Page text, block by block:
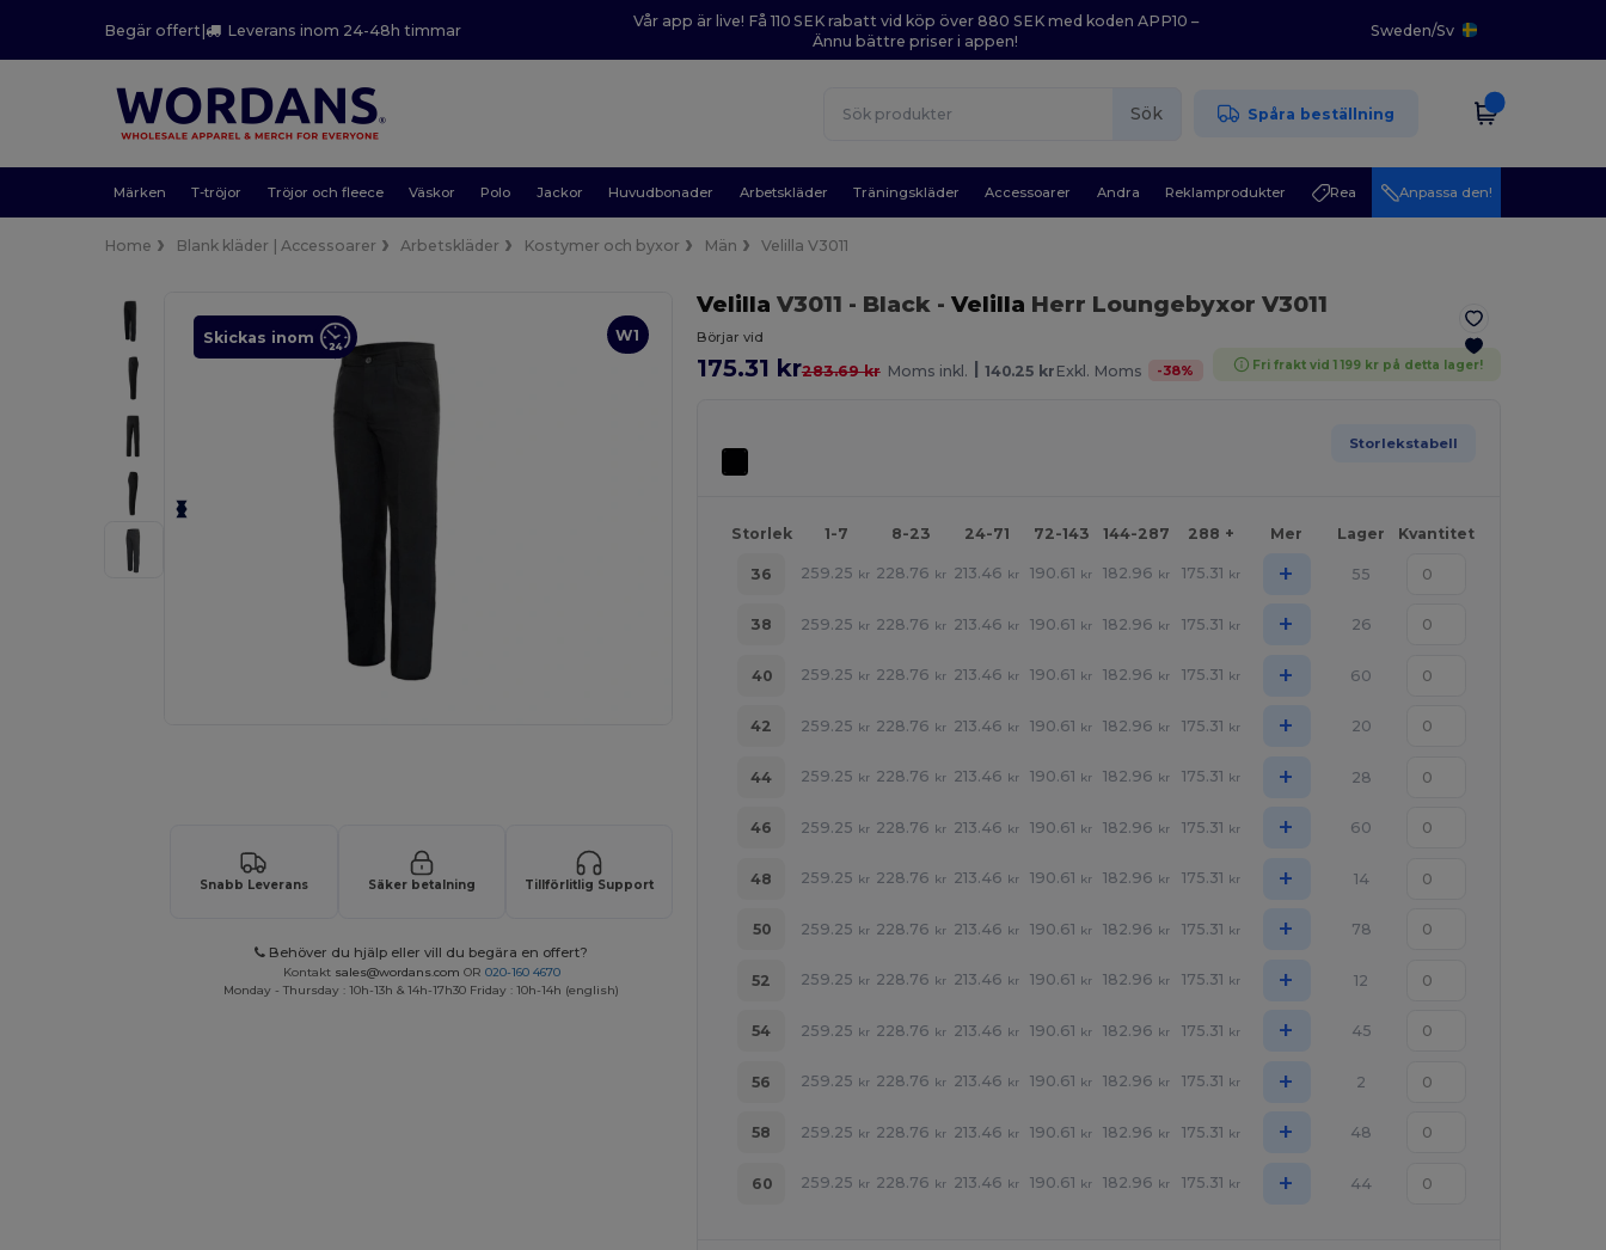
Begär offert| Leverans inom 24-48h timmar
Vår app är live! Få 110 SEK rabatt vid köp över 880 SEK med koden APP10 –
Ännu bättre priser i appen!
Sweden/Sv
Sök Spåra beställning
Märken T-tröjor Tröjor och fleece Väskor Polo Jackor Huvudbonader Arbetskläder Träningskläder Accessoarer Andra Reklamprodukter Rea Anpassa den!
Home Blank kläder | Accessoarer Arbetskläder Kostymer och byxor Män Velilla V3011
W1
Skickas inom
Snabb Leverans Säker betalning Tillförlitlig Support
Behöver du hjälp eller vill du begära en offert?
Kontakt sales@wordans.com OR 020-160 4670
Monday - Thursday : 10h-13h & 14h-17h30 Friday : 10h-14h (english)
Velilla V3011 - Black- Velilla Herr Loungebyxor V3011
Börjar vid
175.31 kr283.69 kr Moms inkl. | 140.25 kr Exkl. Moms -38% Fri frakt vid 1 199 kr på detta lager!
Storlekstabell
Storlek 1-7 8-23 24-71 72-143 144-287 288 + Mer Lager Kvantitet
36 259.25 kr 228.76 kr 213.46 kr 190.61 kr 182.96 kr 175.31 kr + 55
38 259.25 kr 228.76 kr 213.46 kr 190.61 kr 182.96 kr 175.31 kr + 26
40 259.25 kr 228.76 kr 213.46 kr 190.61 kr 182.96 kr 175.31 kr + 60
42 259.25 kr 228.76 kr 213.46 kr 190.61 kr 182.96 kr 175.31 kr + 20
44 259.25 kr 228.76 kr 213.46 kr 190.61 kr 182.96 kr 175.31 kr + 28
46 259.25 kr 228.76 kr 213.46 kr 190.61 kr 182.96 kr 175.31 kr + 60
48 259.25 kr 228.76 kr 213.46 kr 190.61 kr 182.96 kr 175.31 kr + 14
50 259.25 kr 228.76 kr 213.46 kr 190.61 kr 182.96 kr 175.31 kr + 78
52 259.25 kr 228.76 kr 213.46 kr 190.61 kr 182.96 kr 175.31 kr + 12
54 259.25 kr 228.76 kr 213.46 kr 190.61 kr 182.96 kr 175.31 kr + 45
56 259.25 kr 228.76 kr 213.46 kr 190.61 kr 182.96 kr 175.31 kr + 2
58 259.25 kr 228.76 kr 213.46 kr 190.61 kr 182.96 kr 175.31 kr + 48
60 259.25 kr 228.76 kr 213.46 kr 190.61 kr 182.96 kr 175.31 kr + 44